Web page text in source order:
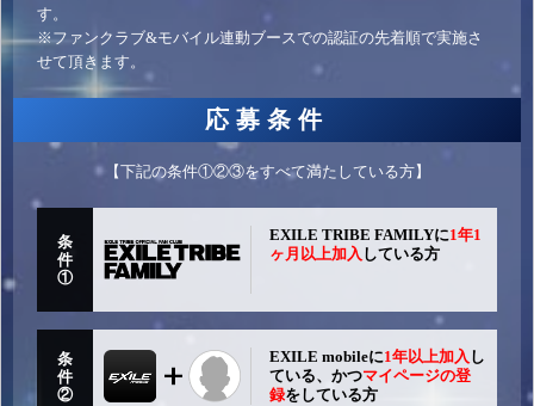
す。
※ファンクラブ&モバイル連動ブースでの認証の先着順で実施さ
せて頂きます。
応募条件
【下記の条件①②③をすべて満たしている方】
条
件
①
EXILE TRIBE FAMILYに1年1
ヶ月以上加入 している方
条
件
②
EXILE mobileに1年以上加入 し
ている、かつマイページの登
録をしている方